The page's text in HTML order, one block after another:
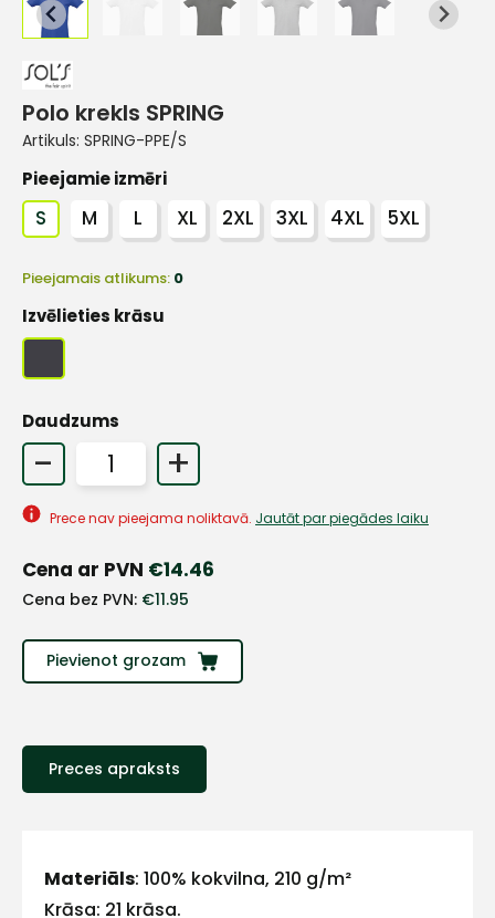
Polo krekls SPRING
Artikuls: SPRING-PPE/S
Pieejamie izmēri
S M L XL 2XL 3XL 4XL 5XL
Pieejamais atlikums: 0
Izvēlieties krāsu
Daudzums
- +
Prece nav pieejama noliktavā. Jautāt par piegādes laiku
Cena ar PVN €14.46
Cena bez PVN: €11.95
Pievienot grozam
Preces apraksts
Materiāls: 100% kokvilna, 210 g/m²
Krāsa: 21 krāsa.
+